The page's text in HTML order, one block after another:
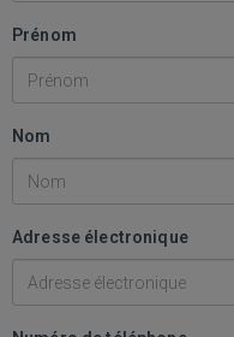
Prénom
Nom
Adresse électronique